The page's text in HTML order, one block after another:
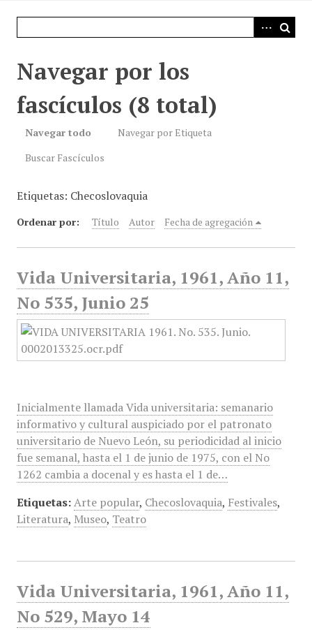
Navegar por los
fascículos (8 total)
Navegar todo
Navegar por Etiqueta
Buscar Fascículos
Etiquetas: Checoslovaquia
Ordenar por: Título Autor Fecha de agregación
Vida Universitaria, 1961, Año 11,
No 535, Junio 25
Inicialmente llamada Vida universitaria: semanario
informativo y cultural auspiciado por el patronato
universitario de Nuevo León, su periodicidad al inicio
fue semanal, hasta el 1 de junio de 1975, con el No
1262 cambia a docenal y es hasta el 1 de…
Etiquetas: Arte popular, Checoslovaquia, Festivales,
Literatura, Museo, Teatro
Vida Universitaria, 1961, Año 11,
No 529, Mayo 14